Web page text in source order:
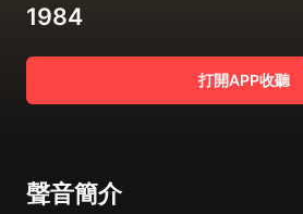
1984
打開APP收聽
聲音簡介